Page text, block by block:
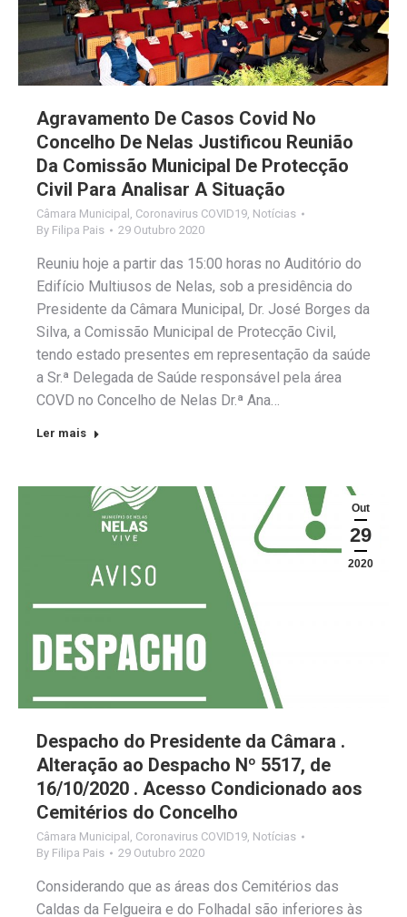
Agravamento De Casos Covid No
Concelho De Nelas Justificou Reunião
Da Comissão Municipal De Protecção
Civil Para Analisar A Situação
Câmara Municipal , Coronavirus COVID19, Notícias
By Filipa Pais 29 Outubro 2020
Reuniu hoje a partir das 15:00 horas no Auditório do
Edifício Multiusos de Nelas, sob a presidência do
Presidente da Câmara Municipal, Dr. José Borges da
Silva, a Comissão Municipal de Protecção Civil,
tendo estado presentes em representação da saúde
a Sr.ª Delegada de Saúde responsável pela área
COVD no Concelho de Nelas Dr.ª Ana…
Ler mais
Out
29
2020
Despacho do Presidente da Câmara .
Alteração ao Despacho Nº 5517, de
16/10/2020 . Acesso Condicionado aos
Cemitérios do Concelho
Câmara Municipal , Coronavirus COVID19, Notícias
By Filipa Pais 29 Outubro 2020
Considerando que as áreas dos Cemitérios das
Caldas da Felgueira e do Folhadal são inferiores às